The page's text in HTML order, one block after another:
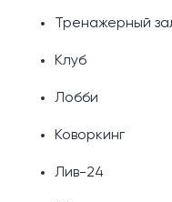
Тренажерный
Клуб
Лобби
Коворкинг
Лив-24